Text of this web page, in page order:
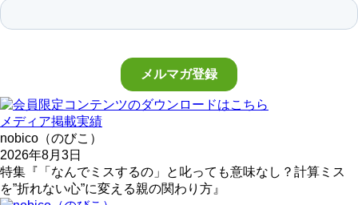
メディア掲載実績
nobico（のびこ）
2026年8月3日
特集『「なんでミスするの」と叱っても意味なし？計算ミス
を”折れない心”に変える親の関わり方』